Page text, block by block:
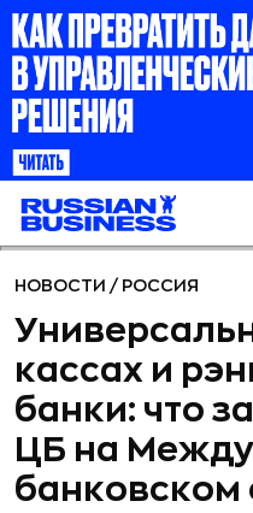
НОВОСТИ / РОССИЯ
кассах и
банки: что
ЦБ на
банковском